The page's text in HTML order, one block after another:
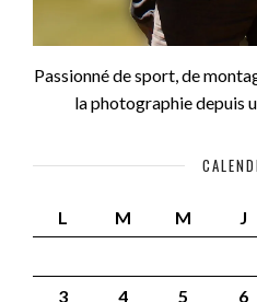
Passionné de sport, de
la photographie depuis
L M M J
3
4 5 6